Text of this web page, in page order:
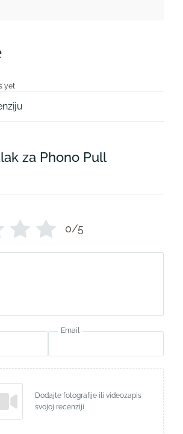
yet
za Phono Pull
0/5
Email
Dodajte fotografije ili videozapis
svojoj recenziji